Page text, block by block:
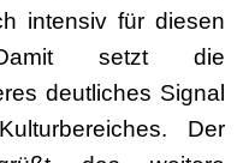
intensiv für diesen
setzt die
deutliches Signal
Der